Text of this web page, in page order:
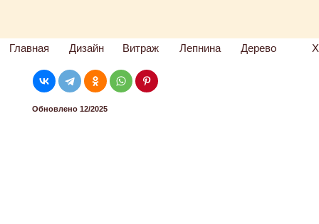
Главная Дизайн Витраж Лепнина Дерево
Обновлено 12/2025